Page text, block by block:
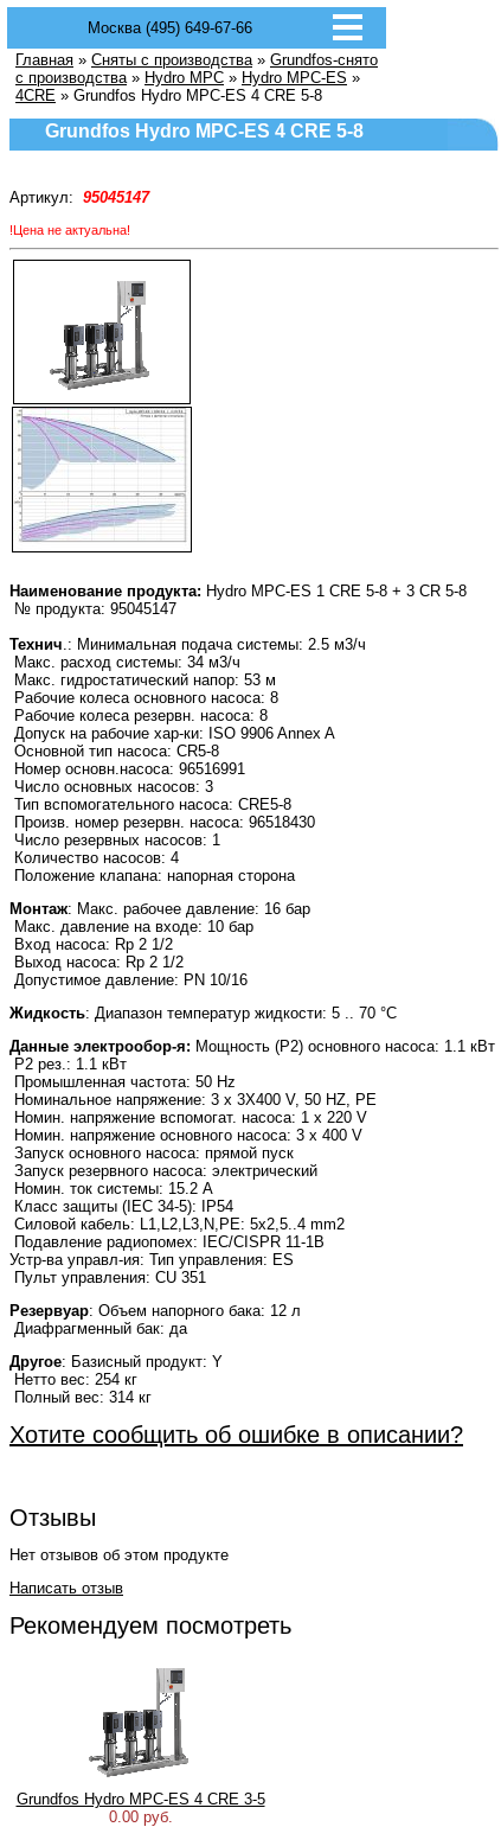
Москва (495) 649-67-66
Главная » Сняты с производства» Grundfos-снято
с производства» Hydro MPC » Hydro MPC-ES »
4CRE » Grundfos Hydro MPC-ES 4 CRE 5-8
Grundfos Hydro MPC-ES 4 CRE 5-8
Артикул: 95045147
!Цена не актуальна!
Наименование продукта: Hydro MPC-ES 1 CRE 5-8 + 3 CR 5-8
№ продукта: 95045147
Технич.: Минимальная подача системы: 2.5 м3/ч
Макс. расход системы: 34 м3/ч
Макс. гидростатический напор: 53 м
Рабочие колеса основного насоса: 8
Рабочие колеса резервн. насоса: 8
Допуск на рабочие хар-ки: ISO 9906 Annex A
Основной тип насоса: CR5-8
Номер основн.насоса: 96516991
Число основных насосов: 3
Тип вспомогательного насоса: CRE5-8
Произв. номер резервн. насоса: 96518430
Число резервных насосов: 1
Количество насосов: 4
Положение клапана: напорная сторона
Монтаж: Макс. рабочее давление: 16 бар
Макс. давление на входе: 10 бар
Вход насоса: Rp 2 1/2
Выход насоса: Rp 2 1/2
Допустимое давление: PN 10/16
Жидкость: Диапазон температур жидкости: 5 .. 70 °C
Данные электрообор-я: Мощность (Р2) основного насоса: 1.1 кВт
P2 рез.: 1.1 кВт
Промышленная частота: 50 Hz
Номинальное напряжение: 3 x 3X400 V, 50 HZ, PE
Номин. напряжение вспомогат. насоса: 1 x 220 V
Номин. напряжение основного насоса: 3 x 400 V
Запуск основного насоса: прямой пуск
Запуск резервного насоса: электрический
Номин. ток системы: 15.2 A
Класс защиты (IEC 34-5): IP54
Силовой кабель: L1,L2,L3,N,PE: 5x2,5..4 mm2
Подавление радиопомех: IEC/CISPR 11-1B
Устр-ва управл-ия: Тип управления: ES
Пульт управления: CU 351
Резервуар: Объем напорного бака: 12 л
Диафрагменный бак: да
Другое: Базисный продукт: Y
Нетто вес: 254 кг
Полный вес: 314 кг
Хотите сообщить об ошибке в описании?
Отзывы
Нет отзывов об этом продукте
Написать отзыв
Рекомендуем посмотреть
Grundfos Hydro MPC-ES 4 CRE 3-5
0.00 руб.